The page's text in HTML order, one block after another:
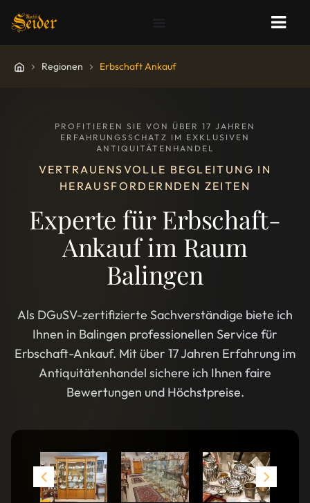
Regionen Erbschaft Ankauf
PROFITIEREN SIE VON ÜBER 17 JAHREN
ERFAHRUNGSSCHATZ IM EXKLUSIVEN
ANTIQUITÄTENHANDEL
VERTRAUENSVOLLE BEGLEITUNG IN
HERAUSFORDERNDEN ZEITEN
Experte für Erbschaft-
Ankauf im Raum
Balingen
Als DGuSV-zertifizierte Sachverständige biete ich
Ihnen in Balingen professionellen Service für
Erbschaft-Ankauf. Mit über 17 Jahren Erfahrung im
Antiquitätenhandel sichere ich Ihnen faire
Bewertungen und Höchstpreise.